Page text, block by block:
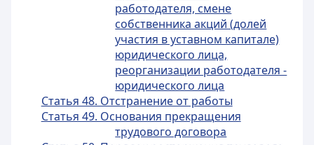
работодателя, смене
собственника акций (долей
участия в уставном капитале)
юридического лица,
реорганизации работодателя -
юридического лица
Статья 48. Отстранение от работы
Статья 49. Основания прекращения
трудового договора